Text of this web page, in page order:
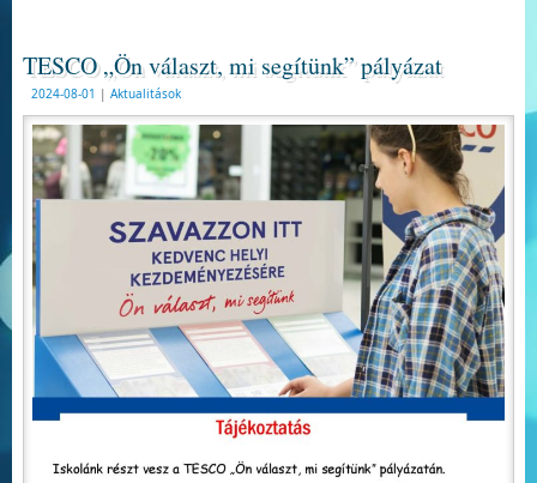
TESCO „Ön választ, mi segítünk” pályázat
2024-08-01 | Aktualitások